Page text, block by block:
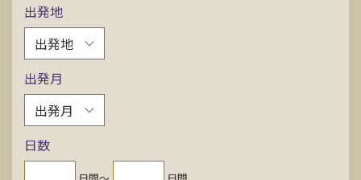
新着情報
会社情報
資料請求
出発地
出発月
日数